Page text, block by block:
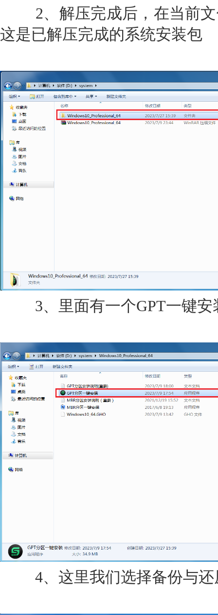
2、解压完成后，在当前文
这是已解压完成的系统安装包
3、里面有一个GPT一键安
4、这里我们选择备份与还